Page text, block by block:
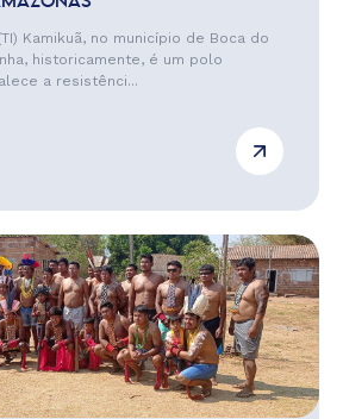
Kamikuã, no município de Boca do
historicamente, é um polo
a resistênci...